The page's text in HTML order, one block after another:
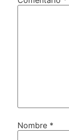
Nombre *